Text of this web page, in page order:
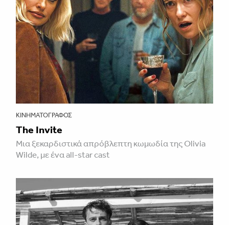
ΚΙΝΗΜΑΤΟΓΡΆΦΟΣ
The Invite
Μια ξεκαρδιστικά απρόβλεπτη κωμωδία της Olivia
Wilde, με ένα all-star cast